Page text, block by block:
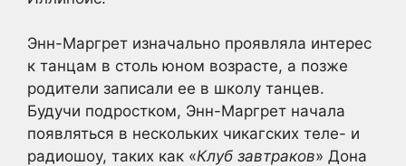
Энн-Маргрет изначально проявляла интерес
к танцам в столь юном возрасте, а позже
родители записали ее в школу танцев.
Будучи подростком, Энн-Маргрет начала
появляться в нескольких чикагских теле- и
радиошоу, таких как «Клуб завтраков» Дона